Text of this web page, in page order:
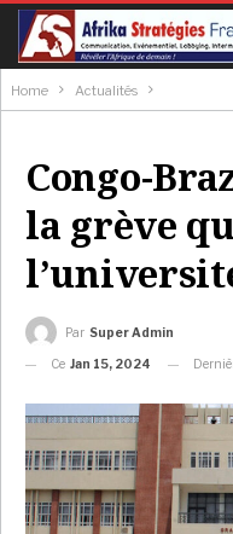
Home Actualités
Congo-
la grève
Par Super Admin
Ce Jan 15, 2024